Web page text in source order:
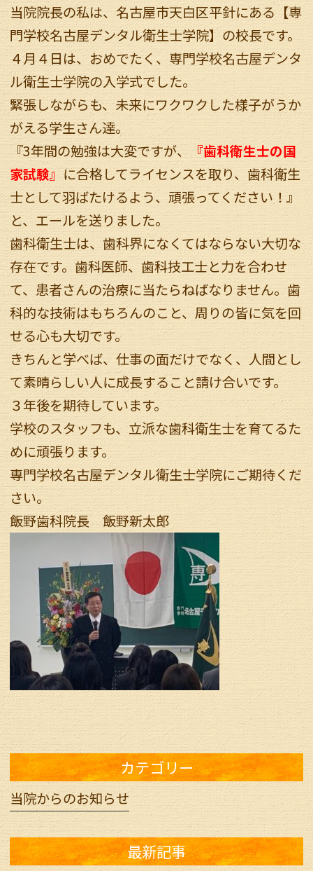
当院院長の私は、名古屋市天白区平針にある【専
門学校名古屋デンタル衛生士学院】の校長です。
４月４日は、おめでたく、専門学校名古屋デンタ
ル衛生士学院の入学式でした。
緊張しながらも、未来にワクワクした様子がうか
がえる学生さん達。
『3年間の勉強は大変ですが、 『歯科衛生士の国
家試験』に合格してライセンスを取り、歯科衛生
士として羽ばたけるよう、頑張ってください！』
と、エールを送りました。
歯科衛生士は、歯科界になくてはならない大切な
存在です。歯科医師、歯科技工士と力を合わせ
て、患者さんの治療に当たらねばなりません。歯
科的な技術はもちろんのこと、周りの皆に気を回
せる心も大切です。
きちんと学べば、仕事の面だけでなく、人間とし
て素晴らしい人に成長すること請け合いです。
３年後を期待しています。
学校のスタッフも、立派な歯科衛生士を育てるた
めに頑張ります。
専門学校名古屋デンタル衛生士学院にご期待くだ
さい。
飯野歯科院長 飯野新太郎
カテゴリー
当院からのお知らせ
最新記事